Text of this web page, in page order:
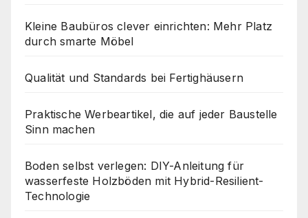
Kleine Baubüros clever einrichten: Mehr Platz
durch smarte Möbel
Qualität und Standards bei Fertighäusern
Praktische Werbeartikel, die auf jeder Baustelle
Sinn machen
Boden selbst verlegen: DIY-Anleitung für
wasserfeste Holzböden mit Hybrid-Resilient-
Technologie